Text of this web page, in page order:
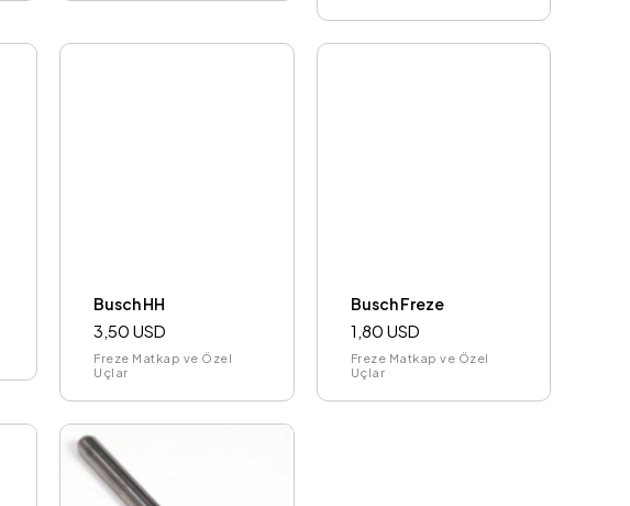
Busch HH
3,50 USD
Freze Matkap ve Özel
Uçlar
Busch Freze
1,80 USD
Freze Matkap ve Özel
Uçlar